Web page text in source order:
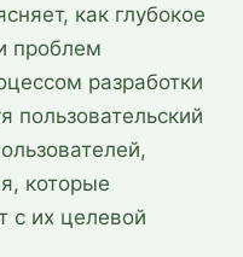
как глубокое
проблем
разработки
пользовательский
которые
с их целевой